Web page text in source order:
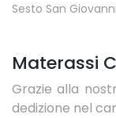
Sesto San Giovanni
Materassi
Grazie alla
dedizione nel